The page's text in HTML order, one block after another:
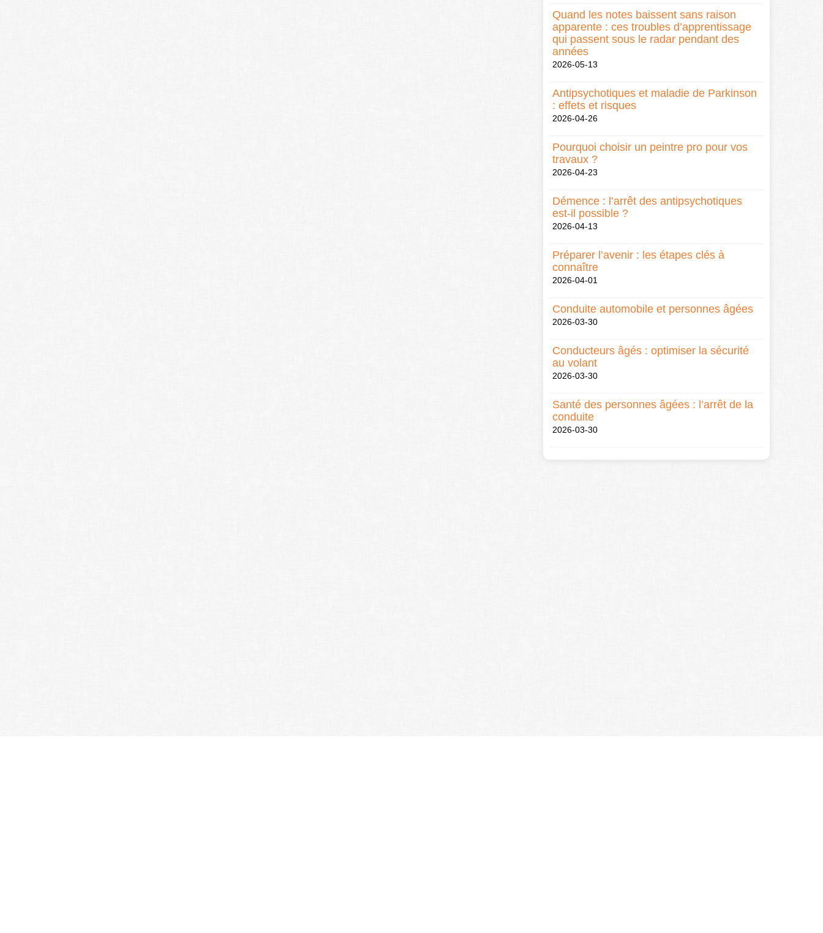
Quand les notes baissent sans raison
apparente : ces troubles d’apprentissage
qui passent sous le radar pendant des
années
2026-05-13
Antipsychotiques et maladie de Parkinson
: effets et risques
2026-04-26
Pourquoi choisir un peintre pro pour vos
travaux ?
2026-04-23
Démence : l’arrêt des antipsychotiques
est-il possible ?
2026-04-13
Préparer l’avenir : les étapes clés à
connaître
2026-04-01
Conduite automobile et personnes âgées
2026-03-30
Conducteurs âgés : optimiser la sécurité
au volant
2026-03-30
Santé des personnes âgées : l’arrêt de la
conduite
2026-03-30